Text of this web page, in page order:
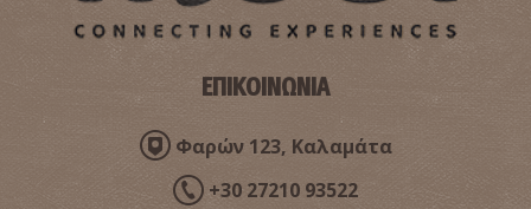
Παραλία Πλύτρας
~7.7Km
ΕΠΙΚΟΙΝΩΝΙΑ
Φαρών 123, Καλαμάτα
+30 27210 93522